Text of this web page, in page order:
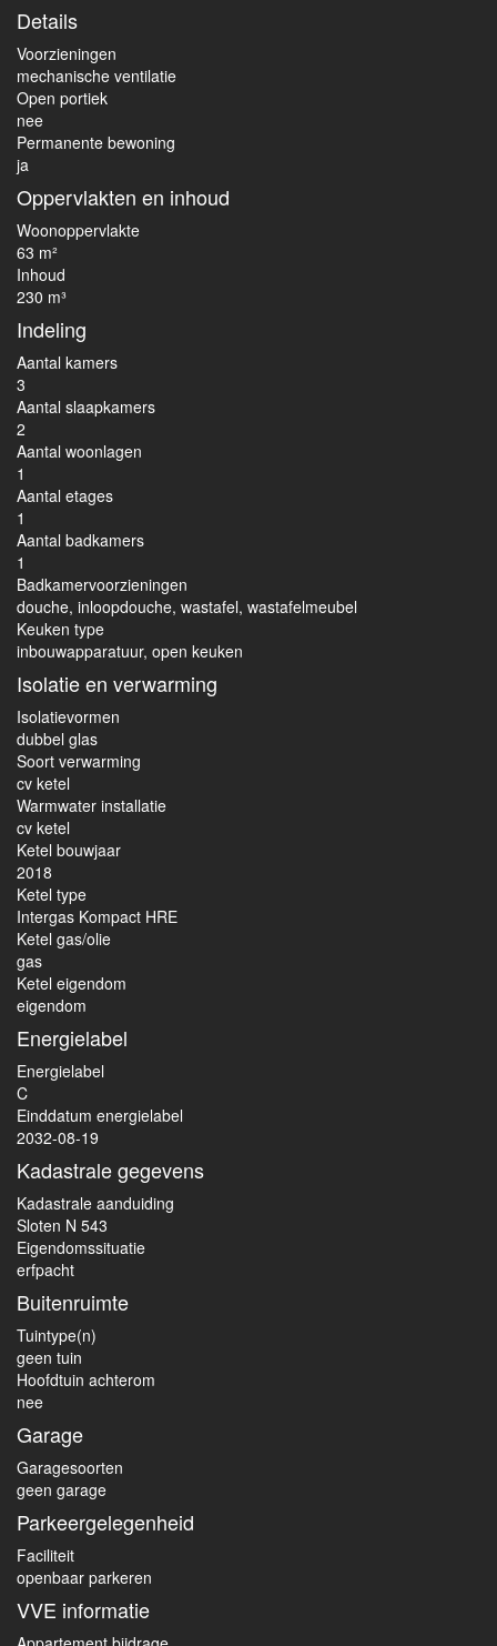
Details
Voorzieningen
mechanische ventilatie
Open portiek
nee
Permanente bewoning
ja
Oppervlakten en inhoud
Woonoppervlakte
63 m²
Inhoud
230 m³
Indeling
Aantal kamers
3
Aantal slaapkamers
2
Aantal woonlagen
1
Aantal etages
1
Aantal badkamers
1
Badkamervoorzieningen
douche, inloopdouche, wastafel, wastafelmeubel
Keuken type
inbouwapparatuur, open keuken
Isolatie en verwarming
Isolatievormen
dubbel glas
Soort verwarming
cv ketel
Warmwater installatie
cv ketel
Ketel bouwjaar
2018
Ketel type
Intergas Kompact HRE
Ketel gas/olie
gas
Ketel eigendom
eigendom
Energielabel
Energielabel
C
Einddatum energielabel
2032-08-19
Kadastrale gegevens
Kadastrale aanduiding
Sloten N 543
Eigendomssituatie
erfpacht
Buitenruimte
Tuintype(n)
geen tuin
Hoofdtuin achterom
nee
Garage
Garagesoorten
geen garage
Parkeergelegenheid
Faciliteit
openbaar parkeren
VVE informatie